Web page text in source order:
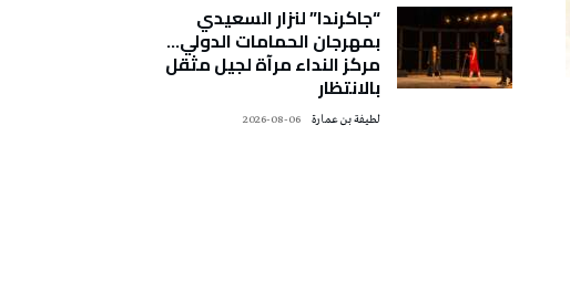
“جاكرندا” لنزار السعيدي
بمهرجان الحمامات الدولي…
مركز النداء مرآة لجيل مثقل
بالانتظار
لطيفة بن عمارة 2026-08-06